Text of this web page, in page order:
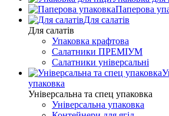
Паперова
Для салатів
Для салатів
Упаковка крафтова
Салатники ПРЕМІУМ
Салатники універсальні
упаковка
Універсальна та спец упаковка
Універсальна упаковка